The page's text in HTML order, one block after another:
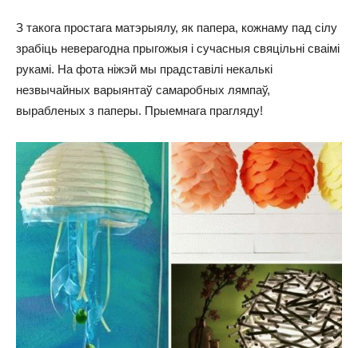
З такога простага матэрыялу, як папера, кожнаму пад сілу
зрабіць неверагодна прыгожыя і сучасныя свяцільні сваімі
рукамі. На фота ніжэй мы прадставілі некалькі
незвычайных варыянтаў самаробных лямпаў,
вырабленых з паперы. Прыемнага прагляду!